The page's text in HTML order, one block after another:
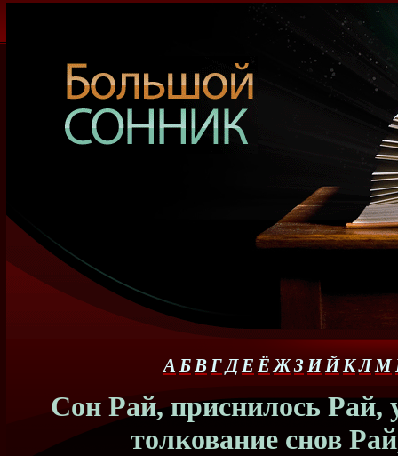
А БВГДЕ Ё ЖЗ ИЙКЛМ
Сон Рай, приснилось Рай,
толкование снов